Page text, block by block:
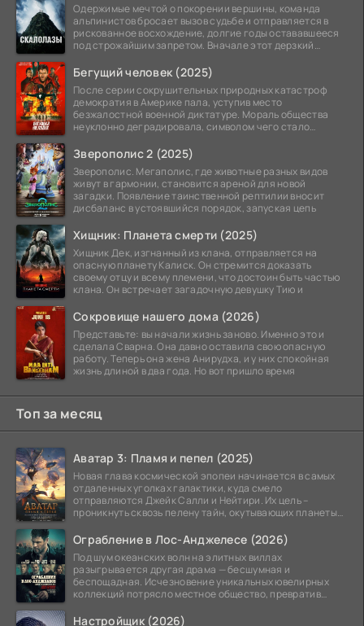
Одержимые мечтой о покорении вершины, команда
альпинистов бросает вызов судьбе и отправляется в
рискованное восхождение, долгие годы остававшееся
под строжайшим запретом. Вначале этот дерзкий
Бегущий человек (2025)
После серии сокрушительных природных катастроф
демократия в Америке пала, уступив место
безжалостной военной диктатуре. Мораль общества
неуклонно деградировала, символом чего стало
Зверополис 2 (2025)
Зверополис. Мегаполис, где животные разных видов
живут в гармонии, становится ареной для новой
загадки. Появление таинственной рептилии вносит
дисбаланс в устоявшийся порядок, запуская цепь
Хищник: Планета смерти (2025)
Хищник Дек, изгнанный из клана, отправляется на
опасную планету Калиск. Он стремится доказать
своему отцу и всему племени, что достоин быть частью
клана. Он встречает загадочную девушку Тию и
Сокровище нашего дома (2026)
Представьте: вы начали жизнь заново. Именно это и
сделала Сварна. Она давно оставила свою опасную
работу. Теперь она жена Анирудха, и у них спокойная
жизнь длиной в два года. Но вот пришло время
Топ за месяц
Аватар 3: Пламя и пепел (2025)
Новая глава космической эпопеи начинается в самых
отдаленных уголках галактики, куда смело
отправляются Джейк Салли и Нейтири. Их цель –
проникнуть сквозь пелену тайн, окутывающих планеты
Ограбление в Лос-Анджелесе (2026)
Под шум океанских волн на элитных виллах
разыгрывается другая драма — бесшумная и
беспощадная. Исчезновение уникальных ювелирных
коллекций потрясло местное общество, превратив
Настройщик (2026)